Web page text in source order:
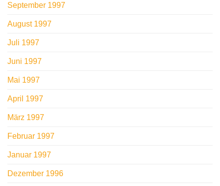
September 1997
August 1997
Juli 1997
Juni 1997
Mai 1997
April 1997
März 1997
Februar 1997
Januar 1997
Dezember 1996